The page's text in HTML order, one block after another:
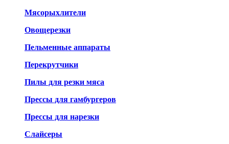
Мясорыхлители
Овощерезки
Пельменные аппараты
Перекрутчики
Пилы для резки мяса
Прессы для гамбургеров
Прессы для нарезки
Слайсеры